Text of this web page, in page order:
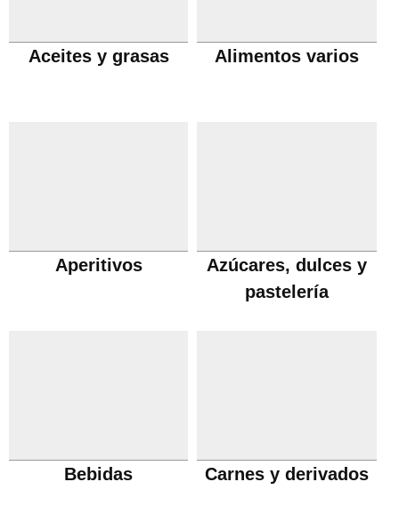
Aceites y grasas Alimentos varios
Aperitivos
Azúcares, dulces y
pastelería
Bebidas Carnes y derivados